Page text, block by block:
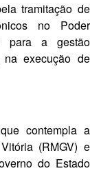
tramitação de
no Poder
para a gestão
execução de
contempla a
(RMGV) e
do Estado